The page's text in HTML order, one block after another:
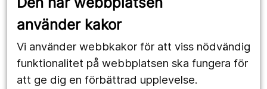
använder kakor
Vi använder webbkakor för att viss nödvändig
funktionalitet på webbplatsen ska fungera för
att ge dig en förbättrad upplevelse.
Länstrafiken
Utveckling